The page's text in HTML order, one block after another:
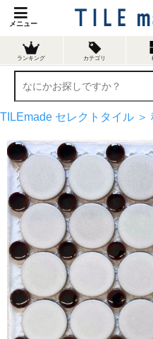
メニュー
ランキング カテゴリ
TILEmade セレクトタイル ＞